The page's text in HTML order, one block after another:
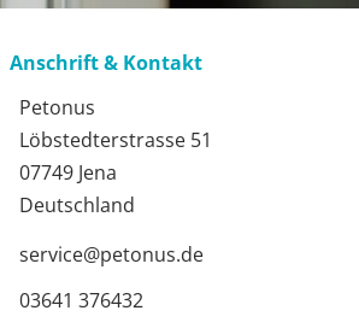
Anschrift & Kontakt
Petonus
Löbstedterstrasse 51
07749 Jena
Deutschland
service@petonus.de
03641 376432